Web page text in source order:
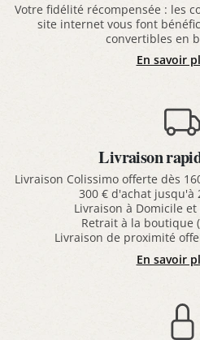
Votre fidélité récompensée : les
site internet vous font
convertibles en
En savoir
Livraison
Livraison Colissimo offerte dès
300 € d'achat jusqu'à
Livraison à Domicile
Retrait à la boutique
Livraison de proximité
En savoir